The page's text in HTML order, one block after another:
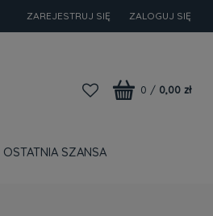
ZAREJESTRUJ SIĘ ZALOGUJ SIĘ
0 / 0,00 zł
OSTATNIA SZANSA